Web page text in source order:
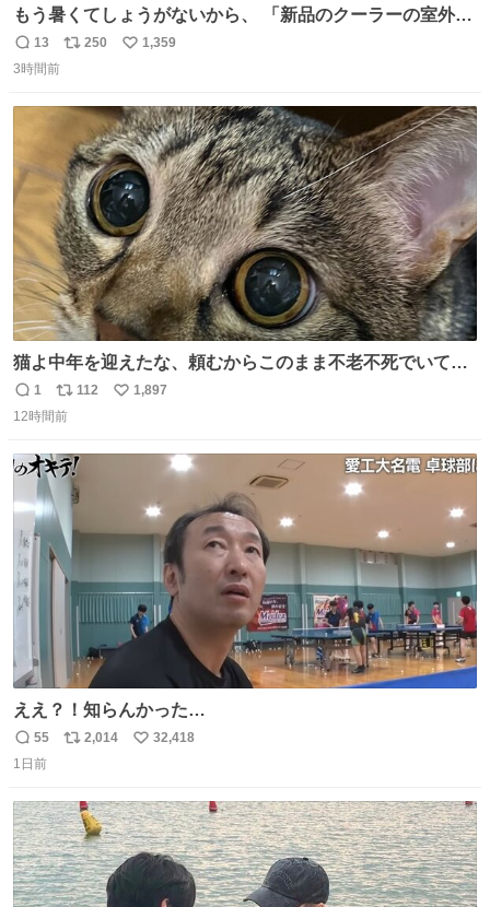
もう暑くてしょうがないから、 「新品のクーラーの室外機
のミニチュア」 でも見ていってよ
返
信
13
リ
数
250
い
数
1,359
3時間前
猫よ中年を迎えたな、頼むからこのまま不老不死でいてく
れ…と願ってから、いや人間の家族が死に絶えて猫だけこ
の世に置いていくなんてひどいことはできない…と思って
愛がられて困ることもなかろうなと思ったのでやっぱり猫
よ不老不死でいてくれ
返
信
1
リ
ポ
ト
112
い
1,897
12時間前
ええ？！知らんかった…
返
信
55
リ
ト
数
2,014
い
数
32,418
1日前